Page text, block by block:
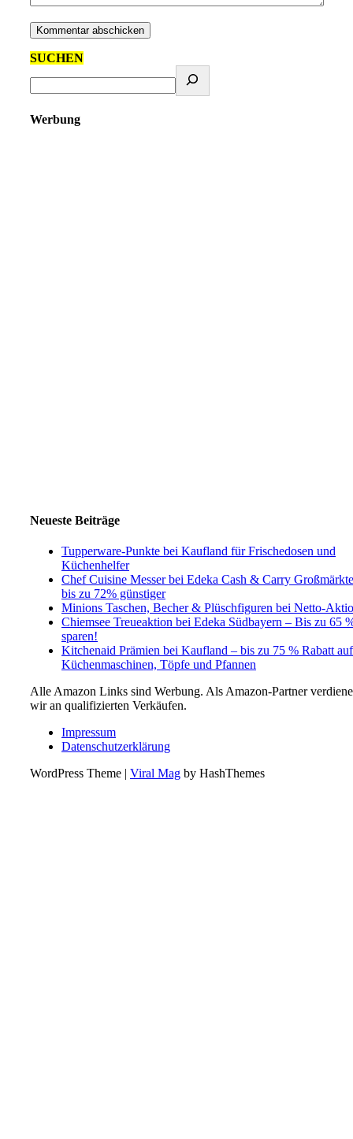
SUCHEN
Werbung
Neueste Beiträge
Tupperware-Punkte bei Kaufland für Frischedosen und
Küchenhelfer
Chef Cuisine Messer bei Edeka Cash & Carry
bis zu 72% günstiger
Minions Taschen, Becher & Plüschfiguren bei Netto-
Chiemsee Treueaktion bei Edeka Südbayern – Bis zu 65
sparen!
Kitchenaid Prämien bei Kaufland – bis zu 75 % Rabatt auf
Küchenmaschinen, Töpfe und Pfannen
Alle Amazon Links sind Werbung. Als Amazon-Partner
wir an qualifizierten Verkäufen.
Impressum
Datenschutzerklärung
WordPress Theme | Viral Mag by HashThemes